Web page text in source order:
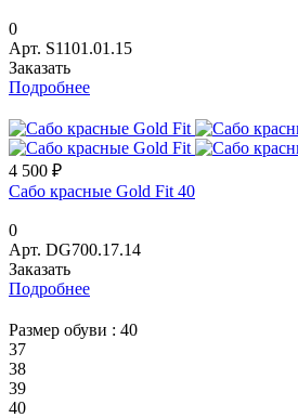
0
Арт. S1101.01.15
Заказать
Подробнее
4 500 ₽
Сабо красные Gold Fit 40
0
Арт. DG700.17.14
Заказать
Подробнее
Размер обуви : 40
37
38
39
40